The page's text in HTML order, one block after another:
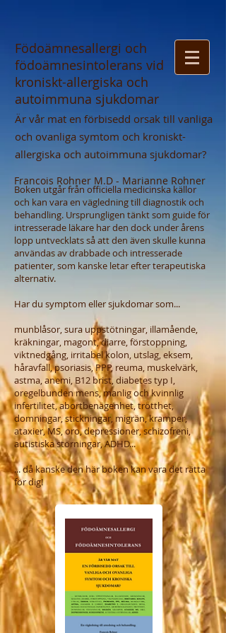
Francois Rohner M.D - Marianne Rohner
Födoämnesallergi och
födoämnesintolerans vid
kroniskt-allergiska och
autoimmuna sjukdomar
Är vår mat en förbisedd orsak till vanliga
och ovanliga symtom och kroniskt-
allergiska och autoimmuna sjukdomar?
Boken utgår från officiella medicinska källor
och kan vara en vägledning till diagnostik och
behandling. Ursprungligen tänkt som guide för
intresserade läkare har den dock underårens
lopp untvecklats såatt den även skulle kunna
användas av drabbade och intresserade
patienter, som kanske letar efter terapeutiska
alternativ.
Har du symptom eller sjukdomar som...
munblåsor, sura uppstötningar, illamående,
kräkningar, magont, diarre, förstoppning,
viktnedgång, irritabel kolon, utslag, eksem,
håravfall, psoriasis, PPP, reuma, muskelvärk,
astma, anemi, B12 brist, diabetes typ I,
oregelbunden mens, manlig och kvinnlig
infertilitet, abortbenägenhet, trötthet,
domningar, stickningar, migrän, kramper,
ataxier, MS, oro, depressioner, schizofreni,
autistiska störningar, ADHD...
... då kanskeden här boken kan vara det rätta
för dig!